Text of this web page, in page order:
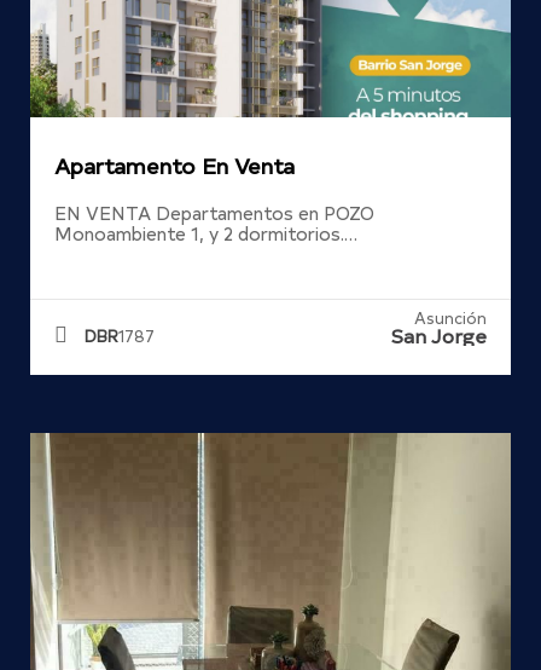
Apartamento En Venta
EN VENTA Departamentos en POZO
Monoambiente 1, y 2 dormitorios.…
DBR1787
Asunción
San Jorge